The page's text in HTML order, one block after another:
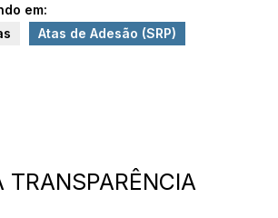
em:
Atas de Adesão (SRP)
TRANSPARÊNCIA